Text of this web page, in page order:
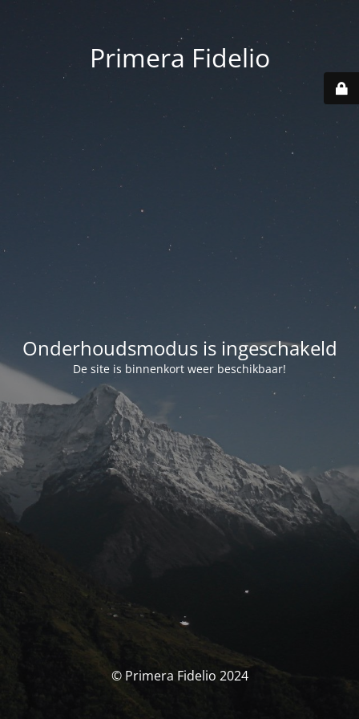
Primera Fidelio
Onderhoudsmodus is ingeschakeld
De site is binnenkort weer beschikbaar!
© Primera Fidelio 2024